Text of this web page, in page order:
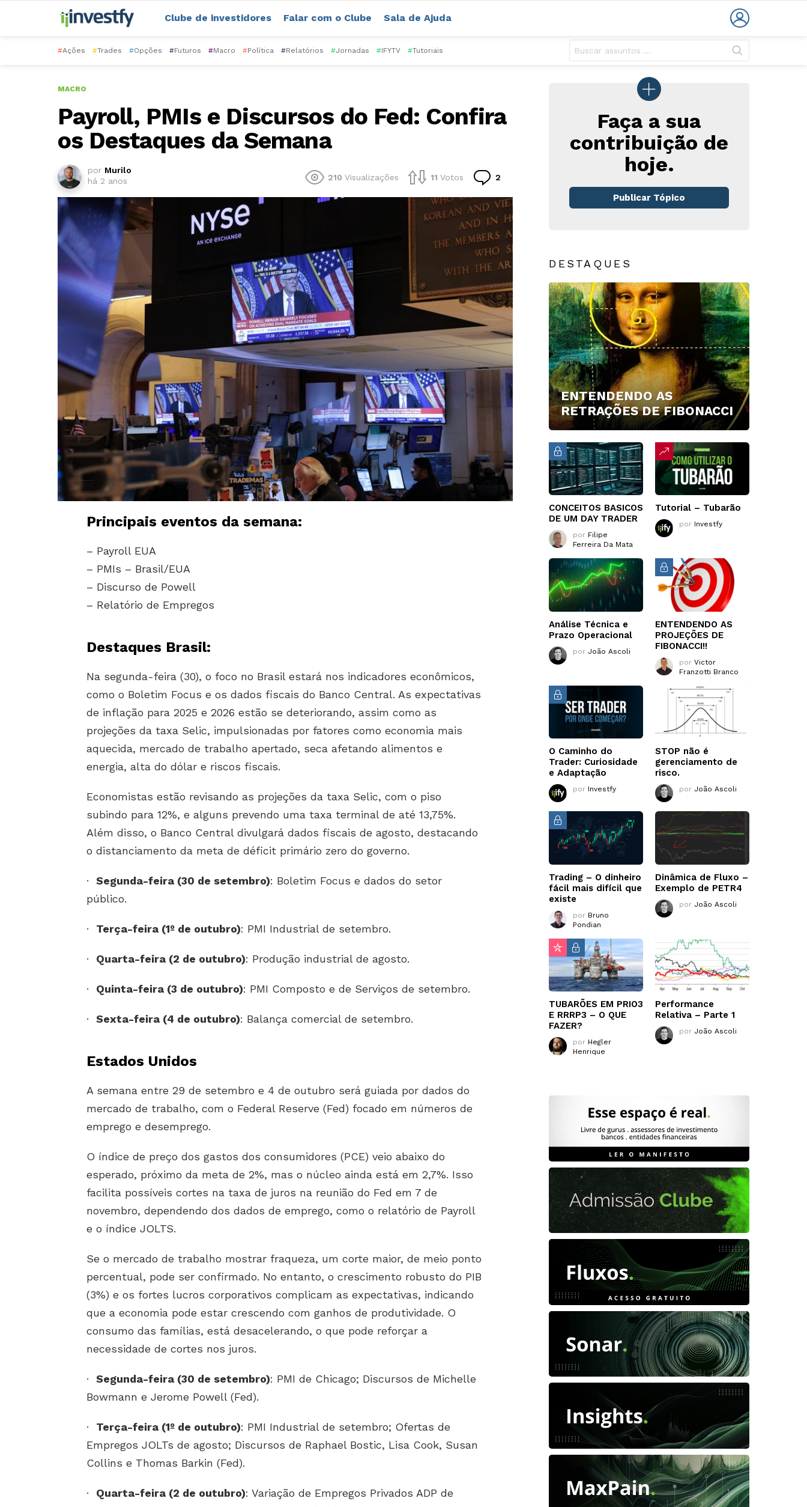
Clube de investidores Falar com o Clube Sala de Ajuda
#Ações #Trades #Opções #Futuros #Macro #Política #Relatórios #Jornadas #IFYTV #Tutoriais
MACRO
Payroll, PMIs e Discursos do Fed: Confira
os Destaques da Semana
por Murilo
há 2 anos
210 Visualizações 11 Votos 2
Principais eventos da semana:
– Payroll EUA
– PMIs – Brasil/EUA
– Discurso de Powell
– Relatório de Empregos
Destaques Brasil:
Na segunda-feira (30), o foco no Brasil estará nos indicadores econômicos,
como o Boletim Focus e os dados fiscais do Banco Central. As expectativas
de inflação para 2025 e 2026 estão se deteriorando, assim como as
projeções da taxa Selic, impulsionadas por fatores como economia mais
aquecida, mercado de trabalho apertado, seca afetando alimentos e
energia, alta do dólar e riscos fiscais.
Economistas estão revisando as projeções da taxa Selic, com o piso
subindo para 12%, e alguns prevendo uma taxa terminal de até 13,75%.
Além disso, o Banco Central divulgará dados fiscais de agosto, destacando
o distanciamento da meta de déficit primário zero do governo.
· Segunda-feira (30 de setembro): Boletim Focus e dados do setor
público.
· Terça-feira (1º de outubro): PMI Industrial de setembro.
· Quarta-feira (2 de outubro): Produção industrial de agosto.
· Quinta-feira (3 de outubro): PMI Composto e de Serviços de setembro.
· Sexta-feira (4 de outubro): Balança comercial de setembro.
Estados Unidos
A semana entre 29 de setembro e 4 de outubro será guiada por dados do
mercado de trabalho, com o Federal Reserve (Fed) focado em números de
emprego e desemprego.
O índice de preço dos gastos dos consumidores (PCE) veio abaixo do
esperado, próximo da meta de 2%, mas o núcleo ainda está em 2,7%. Isso
facilita possíveis cortes na taxa de juros na reunião do Fed em 7 de
novembro, dependendo dos dados de emprego, como o relatório de Payroll
e o índice JOLTS.
Se o mercado de trabalho mostrar fraqueza, um corte maior, de meio ponto
percentual, pode ser confirmado. No entanto, o crescimento robusto do PIB
(3%) e os fortes lucros corporativos complicam as expectativas, indicando
que a economia pode estar crescendo com ganhos de produtividade. O
consumo das famílias, está desacelerando, o que pode reforçar a
necessidade de cortes nos juros.
· Segunda-feira (30 de setembro): PMI de Chicago; Discursos de Michelle
Bowmann e Jerome Powell (Fed).
· Terça-feira (1º de outubro): PMI Industrial de setembro; Ofertas de
Empregos JOLTs de agosto; Discursos de Raphael Bostic, Lisa Cook, Susan
Collins e Thomas Barkin (Fed).
· Quarta-feira (2 de outubro): Variação de Empregos Privados ADP de
Faça a sua
contribuição de
hoje.
Publicar Tópico
DESTAQUES
ENTENDENDO AS
RETRAÇÕES DE FIBONACCI
CONCEITOS BASICOS
DE UM DAY TRADER
por Filipe
Ferreira Da Mata
Tutorial – Tubarão
por Investfy
Análise Técnica e
Prazo Operacional
por João Ascoli
ENTENDENDO AS
PROJEÇÕES DE
FIBONACCI!!
por Victor
Franzotti Branco
O Caminho do
Trader: Curiosidade
e Adaptação
por Investfy
STOP não é
gerenciamento de
risco.
por João Ascoli
Trading – O dinheiro
fácil mais difícil que
existe
por Bruno
Pondian
Dinâmica de Fluxo –
Exemplo de PETR4
por João Ascoli
TUBARÕES EM PRIO3
E RRRP3 – O QUE
FAZER?
por Hegler
Henrique
Performance
Relativa – Parte 1
por João Ascoli